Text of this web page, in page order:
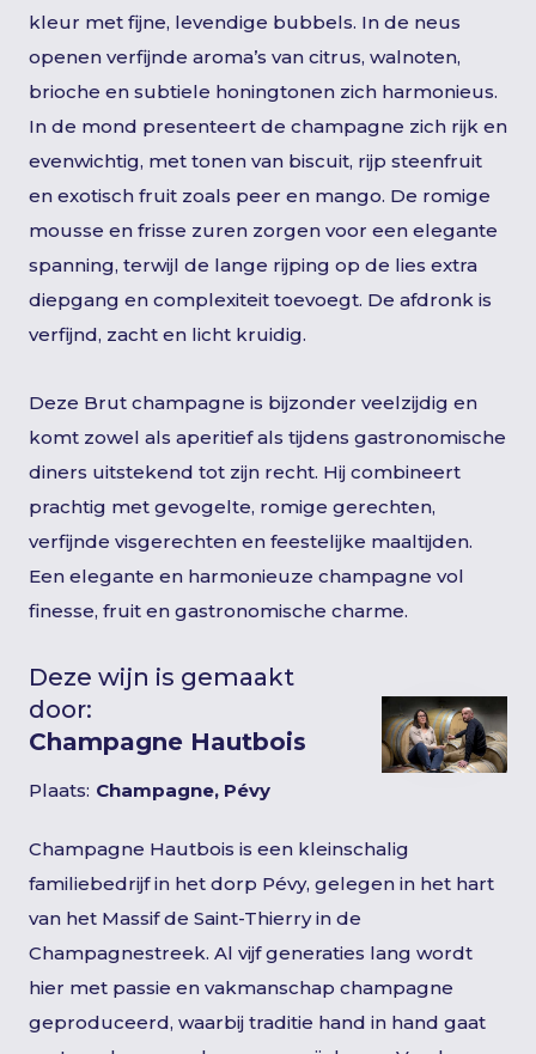
kleur met fijne, levendige bubbels. In de neus
openen verfijnde aroma’s van citrus, walnoten,
brioche en subtiele honingtonen zich harmonieus.
In de mond presenteert de champagne zich rijk en
evenwichtig, met tonen van biscuit, rijp steenfruit
en exotisch fruit zoals peer en mango. De romige
mousse en frisse zuren zorgen voor een elegante
spanning, terwijl de lange rijping op de lies extra
diepgang en complexiteit toevoegt. De afdronk is
verfijnd, zacht en licht kruidig.
Deze Brut champagne is bijzonder veelzijdig en
komt zowel als aperitief als tijdens gastronomische
diners uitstekend tot zijn recht. Hij combineert
prachtig met gevogelte, romige gerechten,
verfijnde visgerechten en feestelijke maaltijden.
Een elegante en harmonieuze champagne vol
finesse, fruit en gastronomische charme.
Deze wijn is gemaakt
door:
Champagne Hautbois
Plaats: Champagne, Pévy
Champagne Hautbois is een kleinschalig
familiebedrijf in het dorp Pévy, gelegen in het hart
van het Massif de Saint-Thierry in de
Champagnestreek. Al vijf generaties lang wordt
hier met passie en vakmanschap champagne
geproduceerd, waarbij traditie hand in hand gaat